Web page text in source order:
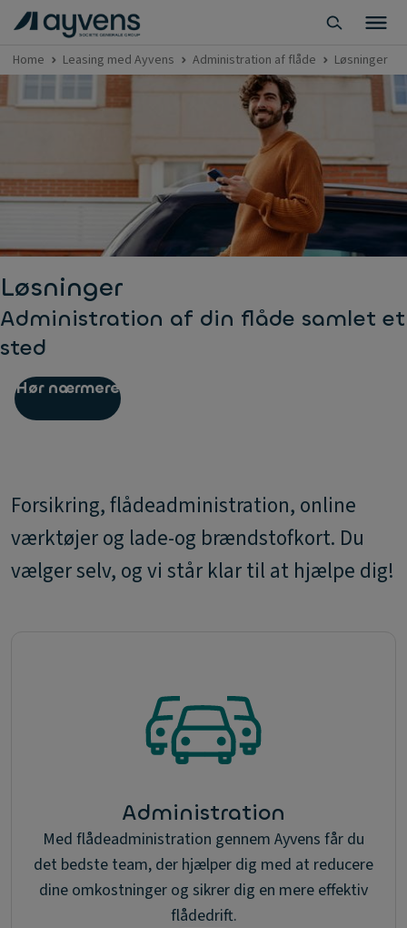
Home Leasing med Ayvens Administration af flåde Løsninger
Løsninger
Administration af din flåde samlet et
sted
Hør nærmere
Forsikring, flådeadministration, online
værktøjer og lade-og brændstofkort. Du
vælger selv, og vi står klar til at hjælpe dig!
Administration
Med flådeadministration gennem Ayvens får du
det bedste team, der hjælper dig med at reducere
dine omkostninger og sikrer dig en mere effektiv
flådedrift.